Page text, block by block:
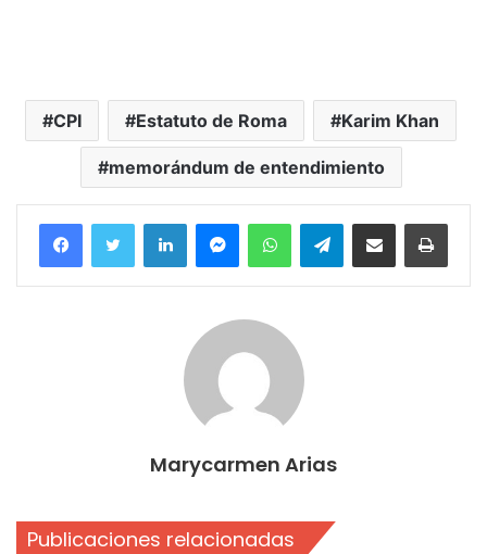
CPI Estatuto de Roma Karim Khan
memorándum de entendimiento
FacebookTwitter LinkedInMessengerWhatsAppTelegramCompartir por correo electrónico
Marycarmen Arias
Publicaciones relacionadas